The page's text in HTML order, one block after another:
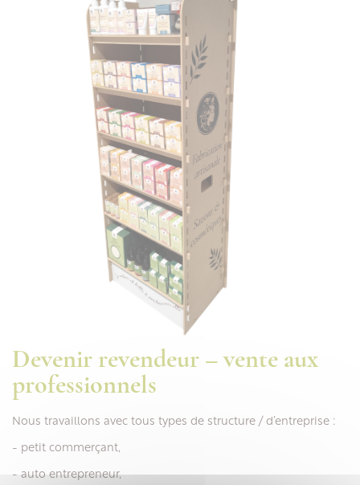
Devenir revendeur – vente aux
professionnels
Nous travaillons avec tous types de structure / d’entreprise :
- petit commerçant,
- auto entrepreneur,